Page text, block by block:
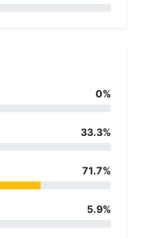
0%
33.3%
71.7%
5.9%